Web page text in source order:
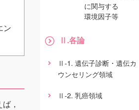
ン
，
に関与する
環境因子等
.各論
Ⅱ -1. 遺伝子診断・遺伝カ
ウンセリング領域
Ⅱ -2. 乳癌領域